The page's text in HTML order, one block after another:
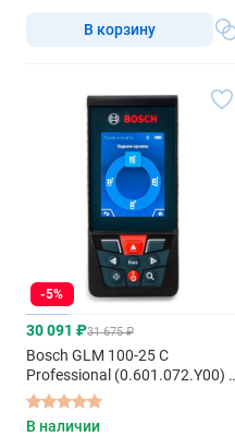
В корзину
-5%
30 091 ₽31 675 ₽
Bosch GLM 100-25 C
Professional (0.601.072.Y00) -
лазерный дальномер
В наличии